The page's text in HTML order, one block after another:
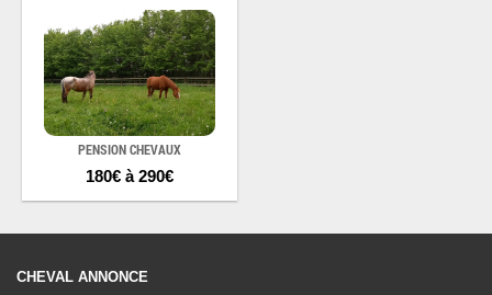
PENSION CHEVAUX
180€ à 290€
CHEVAL ANNONCE